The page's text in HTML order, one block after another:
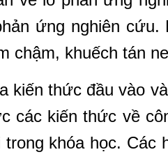
ứng nghiên
chậm, khuếch tán
kiến thức đầu vào
các kiến thức về
khóa học. Các